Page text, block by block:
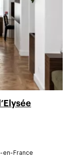
en-France